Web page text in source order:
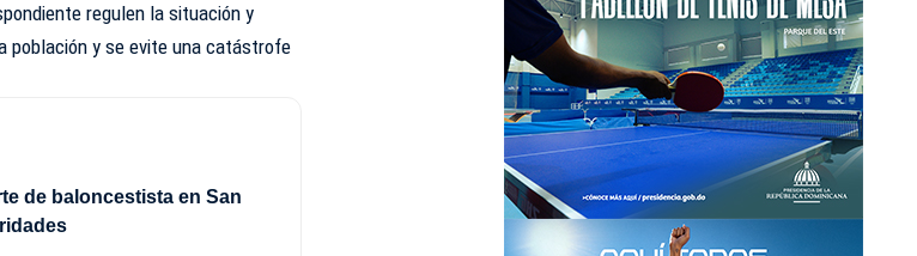
regulen la situación y
población y se evite una catástrofe
de baloncestista en San